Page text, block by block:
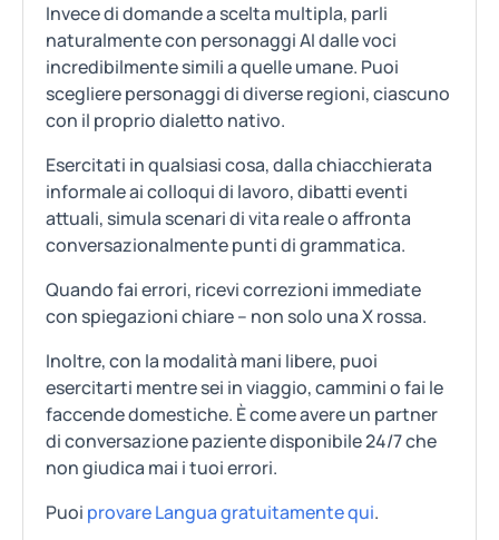
Invece di domande a scelta multipla, parli
naturalmente con personaggi AI dalle voci
incredibilmente simili a quelle umane. Puoi
scegliere personaggi di diverse regioni, ciascuno
con il proprio dialetto nativo.
Esercitati in qualsiasi cosa, dalla chiacchierata
informale ai colloqui di lavoro, dibatti eventi
attuali, simula scenari di vita reale o affronta
conversazionalmente punti di grammatica.
Quando fai errori, ricevi correzioni immediate
con spiegazioni chiare – non solo una X rossa.
Inoltre, con la modalità mani libere, puoi
esercitarti mentre sei in viaggio, cammini o fai le
faccende domestiche. È come avere un partner
di conversazione paziente disponibile 24/7 che
non giudica mai i tuoi errori.
Puoi provare Langua gratuitamente qui.